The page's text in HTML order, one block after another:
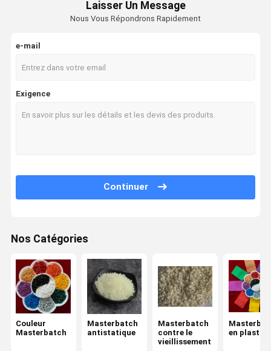
Laisser Un Message
Nous Vous Répondrons Rapidement
e-mail
Exigence
Continuer
Nos Catégories
Couleur
Masterbatch
Masterbatch
antistatique
Masterbatch
contre le
vieillissement
en